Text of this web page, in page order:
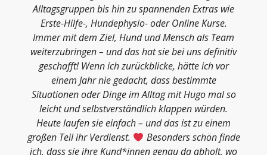
Alltagsgruppen bis hin zu spannenden Extras wie
Erste-Hilfe-, Hundephysio- oder Online Kurse.
Immer mit dem Ziel, Hund und Mensch als Team
weiterzubringen – und das hat sie bei uns definitiv
geschafft! Wenn ich zurückblicke, hätte ich vor
einem Jahr nie gedacht, dass bestimmte
Situationen oder Dinge im Alltag mit Hugo mal so
leicht und selbstverständlich klappen würden.
Heute laufen sie einfach – und das ist zu einem
großen Teil ihr Verdienst.
Besonders schön finde
ich, dass sie ihre Kund*innen genau da abholt, wo